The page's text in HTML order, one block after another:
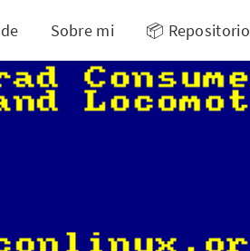
Sobre mi 📦 Repositorio